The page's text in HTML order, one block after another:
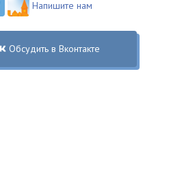
Напишите нам
Обсудить в Вконтакте